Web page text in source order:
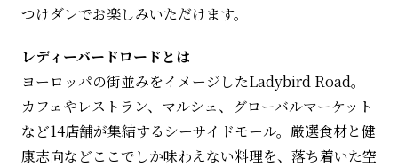
つけダレでお楽しみいただけます。
レディーバードロードとは
ヨーロッパの街並みをイメージしたLadybird Road。
カフェやレストラン、マルシェ、グローバルマーケット
など14店舗が集結するシーサイドモール。厳選食材と健
康志向などここでしか味わえない料理を、落ち着いた空